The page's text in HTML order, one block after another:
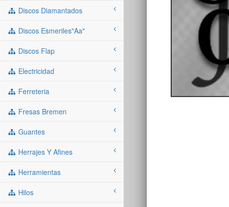
Discos Diamantados
Discos Esmeriles"aa"
Discos Flap
Electricidad
Ferreteria
Fresas Bremen
Guantes
Herrajes Y Afines
Herramientas
Hilos